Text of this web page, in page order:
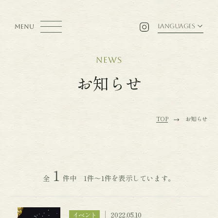
MENU LANGUAGES
お知らせ
news
TOP お知らせ
全 1 件中 1件～1件を表示しています。
イベント 2022.05.10